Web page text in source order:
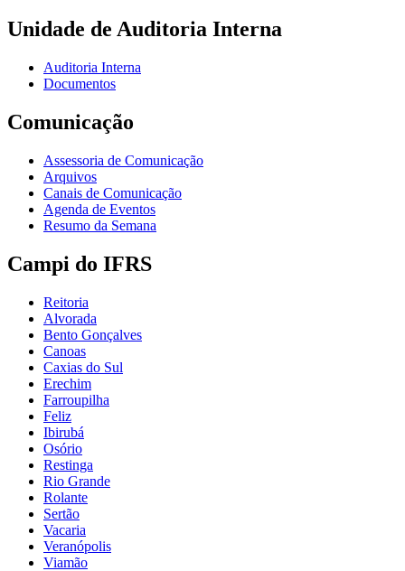
Unidade de Auditoria Interna
Auditoria Interna
Documentos
Comunicação
Assessoria de Comunicação
Arquivos
Canais de Comunicação
Agenda de Eventos
Resumo da Semana
Campi do IFRS
Reitoria
Alvorada
Bento Gonçalves
Canoas
Caxias do Sul
Erechim
Farroupilha
Feliz
Ibirubá
Osório
Restinga
Rio Grande
Rolante
Sertão
Vacaria
Veranópolis
Viamão